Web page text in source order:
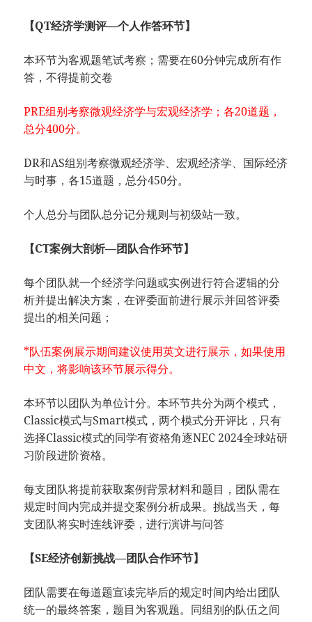
【QT经济学测评—个人作答环节】
本环节为客观题笔试考察；需要在60分钟完成所有作
答，不得提前交卷
PRE组别考察微观经济学与宏观经济学；各20道题，
总分400分。
DR和AS组别考察微观经济学、宏观经济学、国际经济
与时事，各15道题，总分450分。
个人总分与团队总分记分规则与初级站一致。
【CT案例大剖析—团队合作环节】
每个团队就一个经济学问题或实例进行符合逻辑的分
析并提出解决方案，在评委面前进行展示并回答评委
提出的相关问题；
*队伍案例展示期间建议使用英文进行展示，如果使用
中文，将影响该环节展示得分。
本环节以团队为单位计分。本环节共分为两个模式，
Classic模式与Smart模式，两个模式分开评比，只有
选择Classic模式的同学有资格角逐NEC 2024全球站研
习阶段进阶资格。
每支团队将提前获取案例背景材料和题目，团队需在
规定时间内完成并提交案例分析成果。挑战当天，每
支团队将实时连线评委，进行演讲与问答
【SE经济创新挑战—团队合作环节】
团队需要在每道题宣读完毕后的规定时间内给出团队
统一的最终答案，题目为客观题。同组别的队伍之间